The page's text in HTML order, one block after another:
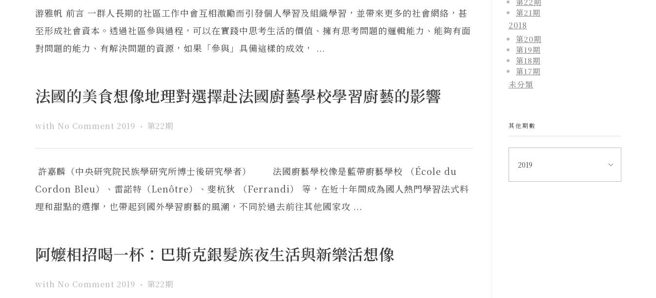
游雅帆 前言 一群人長期的社區工作中會互相激勵而引發個人學習及組織學習，並帶來更多的社會網絡，甚
至形成社會資本。透過社區參與過程，可以在實踐中思考生活的價值、擁有思考問題的邏輯能力、能夠有面
對問題的能力、有解決問題的資源，如果「參與」具備這樣的成效， ...
法國的美食想像地理對選擇赴法國廚藝學校學習廚藝的影響
with No Comment 2019 第22期
許嘉麟（中央研究院民族學研究所博士後研究學者） 法國廚藝學校像是藍帶廚藝學校 （École du
Cordon Bleu）、雷諾特（Lenôtre）、斐杭狄 （Ferrandi） 等，在近十年間成為國人熱門學習法式料
理和甜點的選擇，也帶起到國外學習廚藝的風潮，不同於過去前往其他國家攻 ...
阿嬤相招喝一杯：巴斯克銀髮族夜生活與新樂活想像
with No Comment 2019 第22期
第21期
2018
第20期
第19期
第18期
第17期
未分類
其他期數